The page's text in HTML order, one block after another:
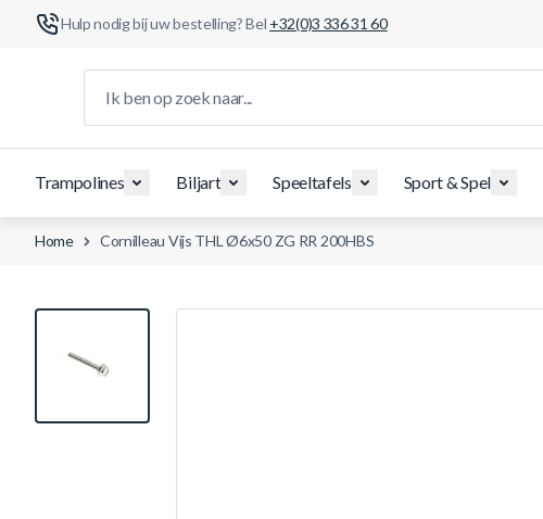
Hulp nodig bij uw bestelling? Bel +32(0)3 336 31 60
Trampolines Biljart Speeltafels Sport & Spel
Home Cornilleau Vijs THL Ø6x50 ZG RR 200HBS
View larger image